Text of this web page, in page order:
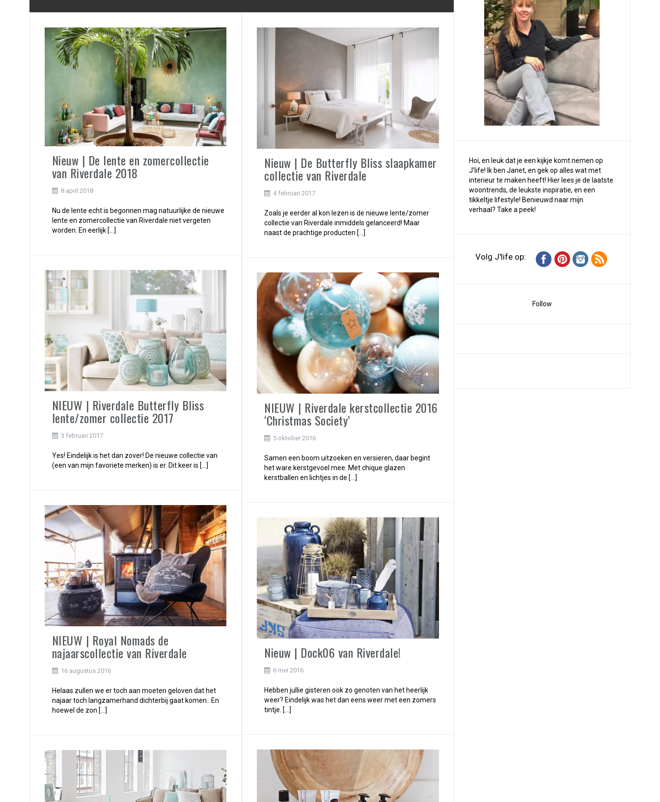
Nieuw | De lente en zomercollectie
van Riverdale 2018
8 april 2018
Nu de lente echt is begonnen mag natuurlijke de nieuwe
lente en zomercollectie van Riverdale niet vergeten
worden. En eerlijk […]
Nieuw | De Butterfly Bliss slaapkamer
collectie van Riverdale
4 februari 2017
Zoals je eerder al kon lezen is de nieuwe lente/zomer
collectie van Riverdale inmiddels gelanceerd! Maar
naast de prachtige producten […]
NIEUW | Riverdale Butterfly Bliss
lente/zomer collectie 2017
3 februari 2017
Yes! Eindelijk is het dan zover! De nieuwe collectie van
(een van mijn favoriete merken) is er. Dit keer is […]
NIEUW | Riverdale kerstcollectie 2016
‘Christmas Society’
5 oktober 2016
Samen een boom uitzoeken en versieren, daar begint
het ware kerstgevoel mee. Met chique glazen
kerstballen en lichtjes in de […]
NIEUW | Royal Nomads de
najaarscollectie van Riverdale
16 augustus 2016
Helaas zullen we er toch aan moeten geloven dat het
najaar toch langzamerhand dichterbij gaat komen.. En
hoewel de zon […]
Nieuw | Dock06 van Riverdale!
6 mei 2016
Hebben jullie gisteren ook zo genoten van het heerlijk
weer? Eindelijk was het dan eens weer met een zomers
tintje. […]
Hoi, en leuk dat je een kijkje komt nemen op
J'life! Ik ben Janet, en gek op alles wat met
interieur te maken heeft! Hier lees je de laatste
woontrends, de leukste inspiratie, en een
tikkeltje lifestyle! Benieuwd naar mijn
verhaal? Take a peek!
Volg J'life op:
Follow